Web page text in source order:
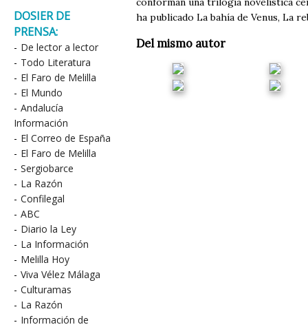
DOSIER DE
PRENSA:
- De lector a lector
- Todo Literatura
- El Faro de Melilla
- El Mundo
- Andalucía
Información
- El Correo de España
- El Faro de Melilla
- Sergiobarce
- La Razón
- Confilegal
- ABC
- Diario la Ley
- La Información
- Melilla Hoy
- Viva Vélez Málaga
- Culturamas
- La Razón
- Información de
ha publicado La bahía de Venus, La
Del mismo autor